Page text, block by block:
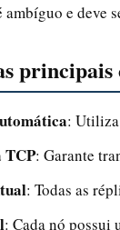
ambíguo e deve
: Utiliza
TCP: Garante
: Todas as
: Cada nó possui